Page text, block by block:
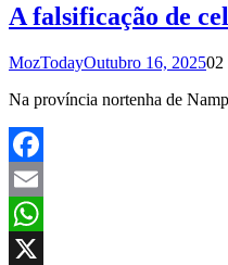
A falsificação de
MozTodayOutubro 16, 202502
Na província nortenha de
Facebook
Email
WhatsApp